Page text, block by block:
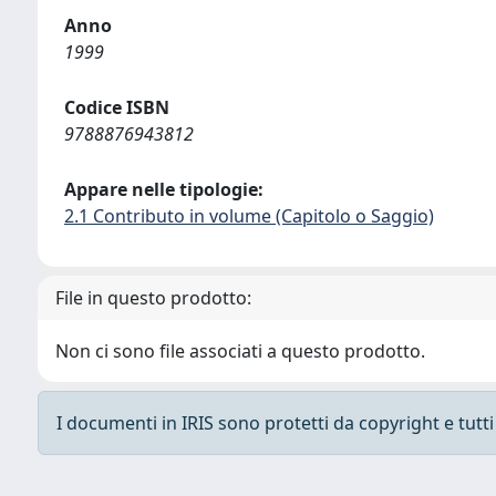
Anno
1999
Codice ISBN
9788876943812
Appare nelle tipologie:
2.1 Contributo in volume (Capitolo o Saggio)
File in questo prodotto:
Non ci sono file associati a questo prodotto.
I documenti in IRIS sono protetti da copyright e